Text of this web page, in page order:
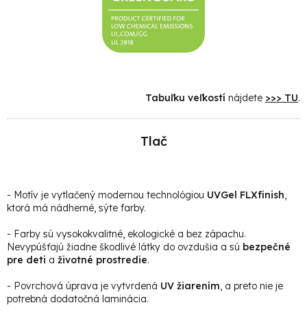
Tabuľku veľkostí nájdete >>> TU.
Tlač
- Motív je vytlačený modernou technológiou UVGel FLXfinish,
ktorá má nádherné, sýte farby.
- Farby sú vysokokvalitné, ekologické a bez zápachu.
Nevypúšťajú žiadne škodlivé látky do ovzdušia a sú bezpečné
pre deti a životné prostredie.
- Povrchová úprava je vytvrdená UV žiarením, a preto nie je
potrebná dodatočná laminácia.